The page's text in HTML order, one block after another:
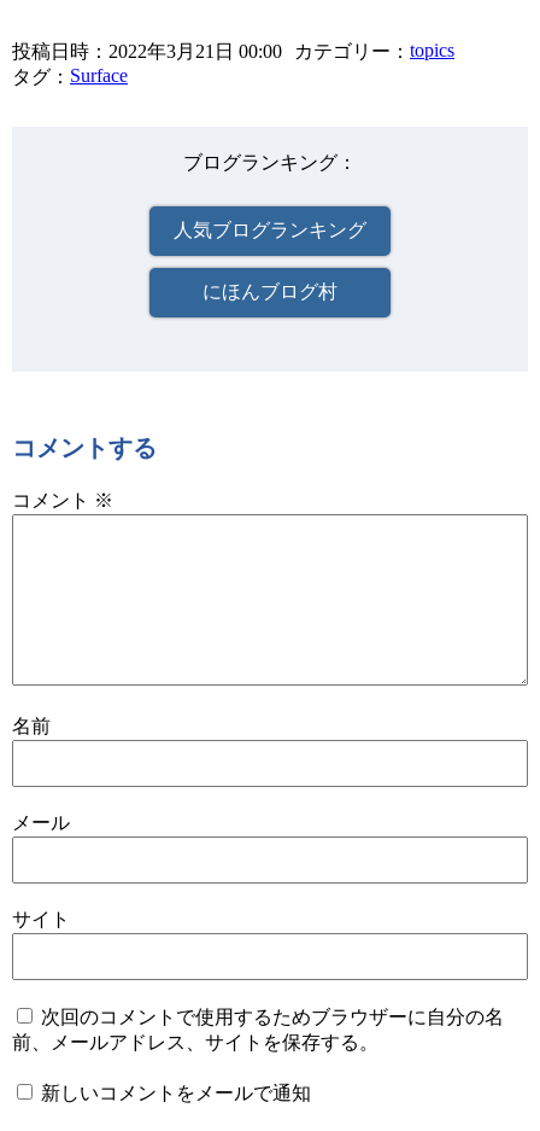
投稿日時 2022年3月21日 00:00 カテゴリー
topics
タグ
Surface
ブログランキング
人気ブログランキング
にほんブログ村
コメントする
コメント ※
名前
メール
サイト
次回のコメントで使用するためブラウザーに自分の名
前、メールアドレス、サイトを保存する。
新しいコメントをメールで通知